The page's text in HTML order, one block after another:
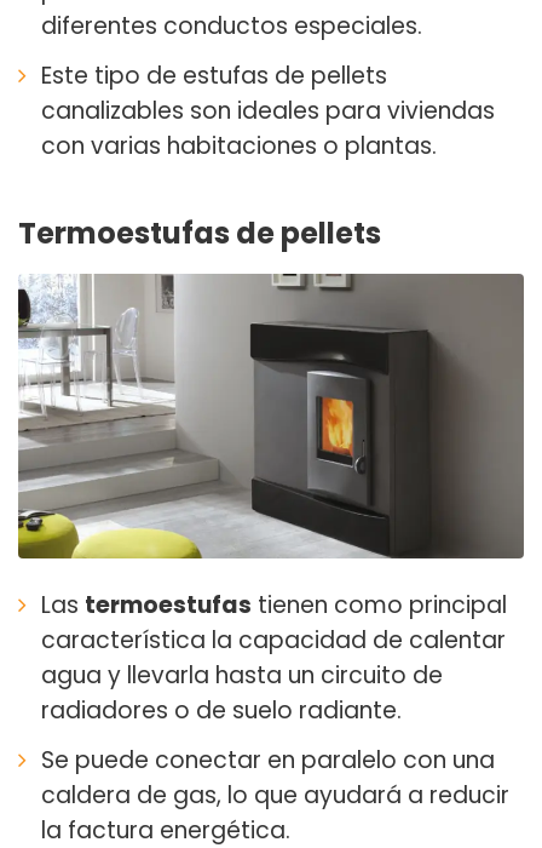
diferentes conductos especiales.
Este tipo de estufas de pellets
canalizables son ideales para viviendas
con varias habitaciones o plantas.
Termoestufas de pellets
Las termoestufas tienen como principal
característica la capacidad de calentar
agua y llevarla hasta un circuito de
radiadores o de suelo radiante.
Se puede conectar en paralelo con una
caldera de gas, lo que ayudará a reducir
la factura energética.